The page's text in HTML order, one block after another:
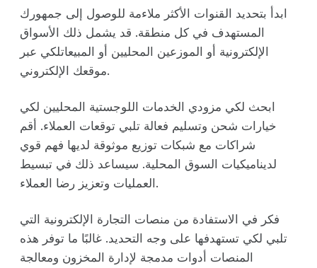
ابدأ بتحديد القنوات الأكثر ملاءمة للوصول إلى جمهورك
المستهدف في كل منطقة. قد يشمل ذلك الأسواق
الإلكترونية أو الموزعين المحليين أو المبيعاتلكي عبر
موقعك الإلكتروني.
ابحث لكي مزودي الخدمات اللوجستية المحليين لكي
خيارات شحن وتسليم فعالة تلبي توقعات العملاء. أقم
شراكات مع شبكات توزيع موثوقة لديها فهم قوي
لديناميكيات السوق المحلية. سيساعد ذلك في تبسيط
العمليات وتعزيز رضا العملاء.
فكر في الاستفادة من منصات التجارة الإلكترونية التي
تلبي لكي تستهدفها على وجه التحديد. غالبًا ما توفر هذه
المنصات أدوات مدمجة لإدارة المخزون ومعالجة